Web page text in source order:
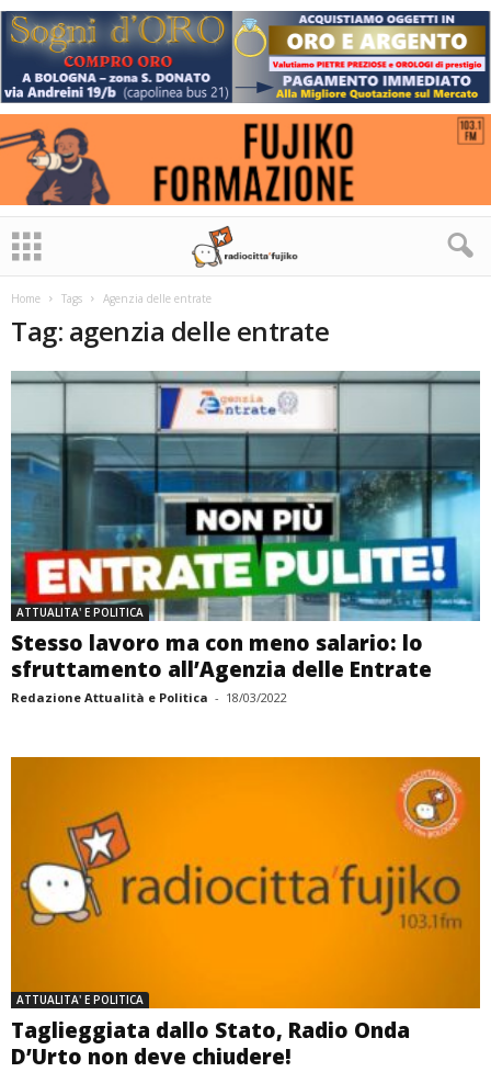
Home Tags Agenzia delle entrate
Tag: agenzia delle entrate
ATTUALITA' E POLITICA
Stesso lavoro ma con meno salario: lo
sfruttamento all’Agenzia delle Entrate
Redazione Attualità e Politica - 18/03/2022
ATTUALITA' E POLITICA
Taglieggiata dallo Stato, Radio Onda
D’Urto non deve chiudere!